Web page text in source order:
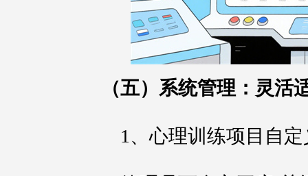
（五）系统管理：灵活
1、心理训练项目自定